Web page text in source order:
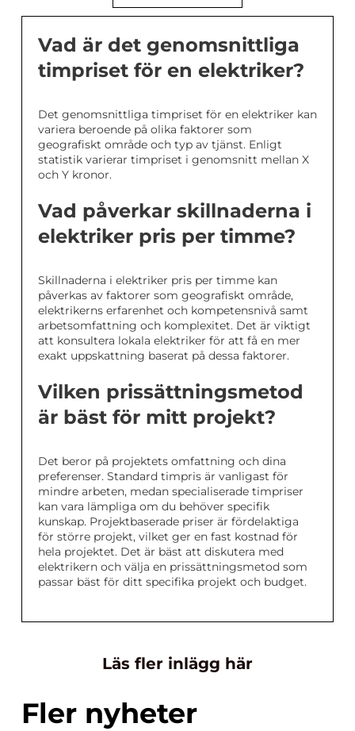
Vad är det genomsnittliga
timpriset för en elektriker?
Det genomsnittliga timpriset för en elektriker kan
variera beroende på olika faktorer som
geografiskt område och typ av tjänst. Enligt
statistik varierar timpriset i genomsnitt mellan X
och Y kronor.
Vad påverkar skillnaderna i
elektriker pris per timme?
Skillnaderna i elektriker pris per timme kan
påverkas av faktorer som geografiskt område,
elektrikerns erfarenhet och kompetensnivå samt
arbetsomfattning och komplexitet. Det är viktigt
att konsultera lokala elektriker för att få en mer
exakt uppskattning baserat på dessa faktorer.
Vilken prissättningsmetod
är bäst för mitt projekt?
Det beror på projektets omfattning och dina
preferenser. Standard timpris är vanligast för
mindre arbeten, medan specialiserade timpriser
kan vara lämpliga om du behöver specifik
kunskap. Projektbaserade priser är fördelaktiga
för större projekt, vilket ger en fast kostnad för
hela projektet. Det är bäst att diskutera med
elektrikern och välja en prissättningsmetod som
passar bäst för ditt specifika projekt och budget.
Läs fler inlägg här
Fler nyheter